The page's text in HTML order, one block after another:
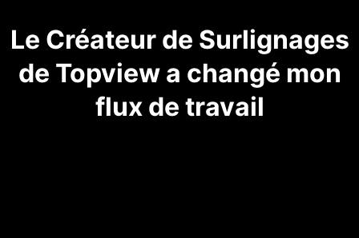
Le Créateur de Surlignages
de Topview a changé mon
flux de travail